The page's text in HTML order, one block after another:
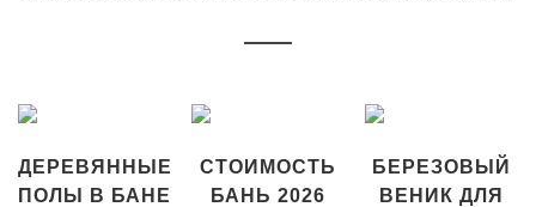
ДЕРЕВЯННЫЕ
ПОЛЫ В БАНЕ
СТОИМОСТЬ
БАНЬ 2026
БЕРЕЗОВЫЙ
ВЕНИК ДЛЯ